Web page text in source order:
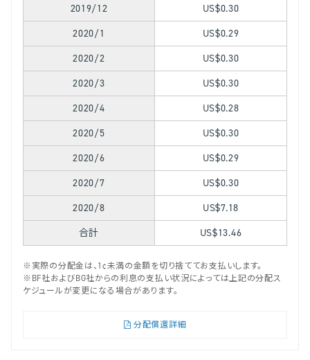
2019/12
US$0.30
2020/1
US$0.29
2020/2
US$0.30
2020/3
US$0.30
2020/4
US$0.28
2020/5
US$0.30
2020/6
US$0.29
2020/7
US$0.30
2020/8
US$7.18
合計
US$13.46
※実際の分配金は、1¢未満の金額を切り捨ててお支払いします。
※BF社およびBG社からの利息の支払い状況によっては上記の分配ス
ケジュールが変更になる場合があります。
分配償還詳細